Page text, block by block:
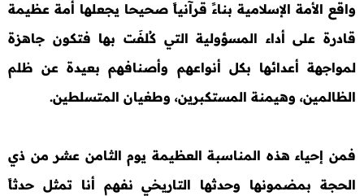
واقع الأمة الإسلامية بناءً قرآنياً صحيحا يجعلها أمة عظيمة
قادرة على أداء المسؤولية التي كُلفَت بها فتكون جاهزة
لمواجهة أعدائها بكل أنواعهم وأصنافهم بعيدة عن ظلم
الظالمين، وهيمنة المستكبرين، وطغيان المتسلطين.
فمن إحياء هذه المناسبة العظيمة يوم الثامن عشر من ذي
الحجة بمضمونها وحدثها التاريخي نفهم أنا تمثل حدثاً